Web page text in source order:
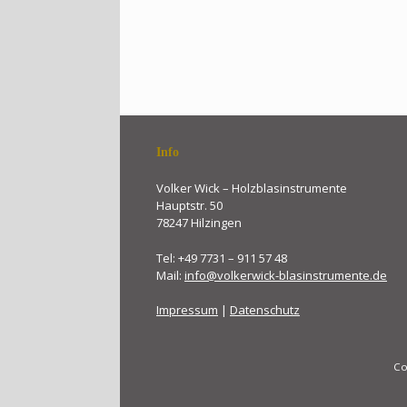
Info
Volker Wick – Holzblasinstrumente
Hauptstr. 50
78247 Hilzingen
Tel: +49 7731 – 911 57 48
Mail: info@volkerwick-blasinstrumente.de
Impressum | Datenschutz